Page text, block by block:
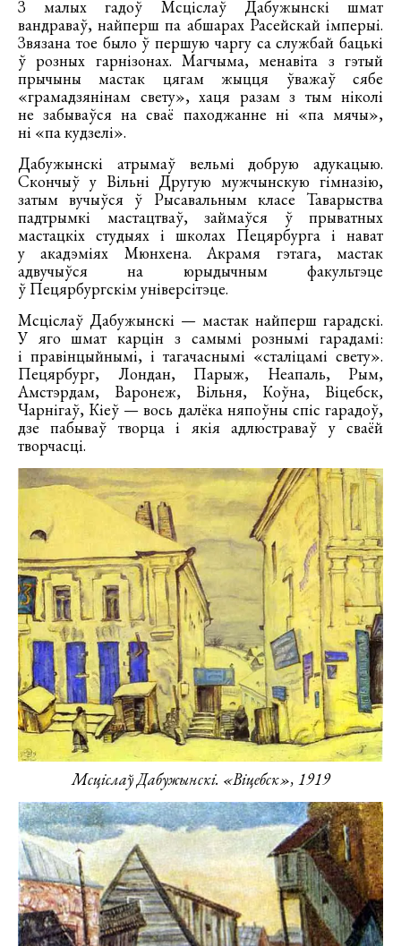
З малых гадоў Мсціслаў Дабужынскі шмат
вандраваў, найперш па абшарах Расейскай імперыі.
Звязана тое было ў першую чаргу са службай бацькі
ў розных гарнізонах. Магчыма, менавіта з гэтый
прычыны мастак цягам жыцця ўважаў сябе
«грамадзянінам свету», хаця разам з тым ніколі
не забываўся на сваё паходжанне ні «па мячы»,
ні «па кудзелі».
Дабужынскі атрымаў вельмі добрую адукацыю.
Скончыў у Вільні Другую мужчынскую гімназію,
затым вучыўся ў Рысавальным класе Таварыства
падтрымкі мастацтваў, займаўся ў прыватных
мастацкіх студыях і школах Пецярбурга і нават
у акадэміях Мюнхена. Акрамя гэтага, мастак
адвучыўся на юрыдычным факультэце
ў Пецярбургскім універсітэце.
Мсціслаў Дабужынскі — мастак найперш гарадскі.
У яго шмат карцін з самымі рознымі гарадамі:
і правінцыйнымі, і тагачаснымі «сталіцамі свету».
Пецярбург, Лондан, Парыж, Неапаль, Рым,
Амстэрдам, Варонеж, Вільня, Коўна, Віцебск,
Чарнігаў, Кіеў — вось далёка няпоўны спіс гарадоў,
дзе пабываў творца і якія адлюстраваў у сваёй
творчасці.
Мсціслаў Дабужынскі. «Віцебск», 1919